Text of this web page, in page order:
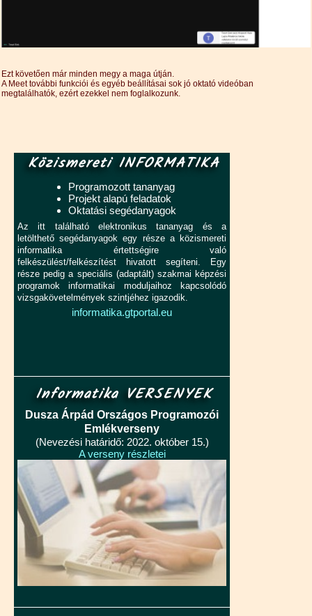
Ezt követően már minden megy a maga útján.
A Meet további funkciói és egyéb beállításai sok jó oktató videóban
megtalálhatók, ezért ezekkel nem foglalkozunk.
Közismereti INFORMATIKA
Programozott tananyag
Projekt alapú feladatok
Oktatási segédanyagok
Az itt található elektronikus tananyag és a
letölthető segédanyagok egy része a közismereti
informatika értettségire való
felkészülést/felkészítést hivatott segíteni. Egy
része pedig a speciális (adaptált) szakmai képzési
programok informatikai moduljaihoz kapcsolódó
vizsgakövetelmények szintjéhez igazodik.
informatika.gtportal.eu
Informatika VERSENYEK
Dusza Árpád Országos Programozói
Emlékverseny
(Nevezési határidő: 2022. október 15.)
A verseny részletei